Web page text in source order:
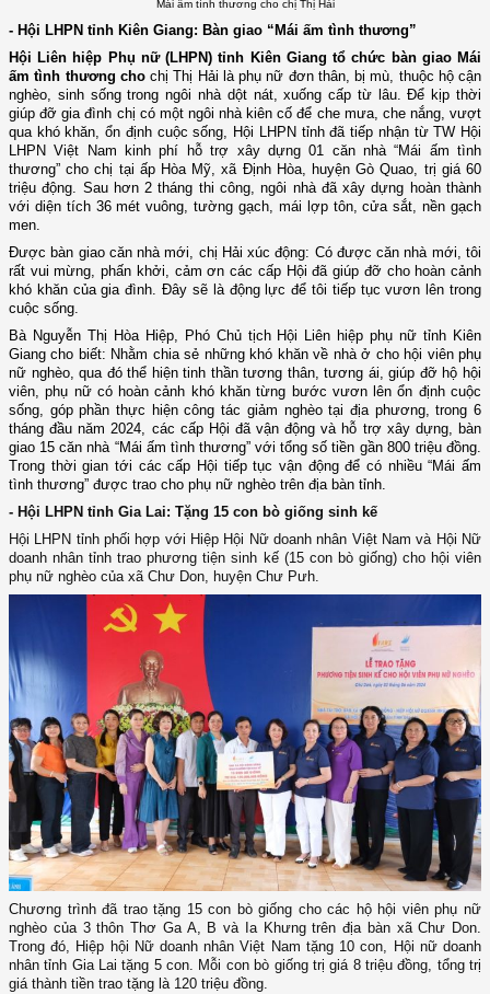
Mái ấm tình thương cho chị Thị Hải
- Hội LHPN tỉnh Kiên Giang: Bàn giao “Mái ấm tình thương”
Hội Liên hiệp Phụ nữ (LHPN) tỉnh Kiên Giang tổ chức bàn giao Mái
ấm tình thương cho chị Thị Hải là phụ nữ đơn thân, bị mù, thuộc hộ cận
nghèo, sinh sống trong ngôi nhà dột nát, xuống cấp từ lâu. Để kịp thời
giúp đỡ gia đình chị có một ngôi nhà kiên cố để che mưa, che nắng, vượt
qua khó khăn, ổn định cuộc sống, Hội LHPN tỉnh đã tiếp nhận từ TW Hội
LHPN Việt Nam kinh phí hỗ trợ xây dựng 01 căn nhà “Mái ấm tình
thương” cho chị tại ấp Hòa Mỹ, xã Định Hòa, huyện Gò Quao, trị giá 60
triệu động. Sau hơn 2 tháng thi công, ngôi nhà đã xây dựng hoàn thành
với diện tích 36 mét vuông, tường gạch, mái lợp tôn, cửa sắt, nền gạch
men.
Được bàn giao căn nhà mới, chị Hải xúc động: Có được căn nhà mới, tôi
rất vui mừng, phấn khởi, cảm ơn các cấp Hội đã giúp đỡ cho hoàn cảnh
khó khăn của gia đình. Đây sẽ là động lực để tôi tiếp tục vươn lên trong
cuộc sống.
Bà Nguyễn Thị Hòa Hiệp, Phó Chủ tịch Hội Liên hiệp phụ nữ tỉnh Kiên
Giang cho biết: Nhằm chia sẻ những khó khăn về nhà ở cho hội viên phụ
nữ nghèo, qua đóthể hiện tinh thần tương thân, tương ái, giúp đỡ hộ hội
viên, phụ nữ có hoàn cảnh khó khăn từng bước vươn lên ổn định cuộc
sống, góp phần thực hiện công tác giảm nghèo tại địa phương, trong 6
tháng đầu năm 2024, các cấp Hội đã vận động và hỗ trợ xây dựng, bàn
giao 15 căn nhà “Mái ấm tình thương” với tổng số tiền gần 800 triệu đồng.
Trong thời gian tới các cấp Hội tiếp tục vận động để có nhiều “Mái ấm
tình thương” được trao cho phụ nữ nghèo trên địa bàn tỉnh.
- Hội LHPN tỉnh Gia Lai: Tặng 15 con bò giống sinh kế
Hội LHPN tỉnhphối hợp với Hiệp Hội Nữ doanh nhân Việt Nam và Hội Nữ
doanh nhân tỉnhtrao phương tiện sinh kế (15 con bò giống) cho hội viên
phụ nữ nghèo của xã Chư Don, huyện Chư Pưh
Chương trìnhđã trao tặng 15 con bògiống cho các hộ hội viên phụ nữ
nghèo của 3 thôn Thơ Ga A, B và Ia Khưngtrên địa bàn xã Chư Don.
Trong đó, Hiệp hội Nữ doanh nhân Việt Nam tặng 10 con, Hội nữ doanh
nhân tỉnh Gia Lai tặng 5con. Mỗi con bò giốngtrịgiá8 triệu đồng, tổng trị
giá thành tiền trao tặng là 120 triệu đồng.